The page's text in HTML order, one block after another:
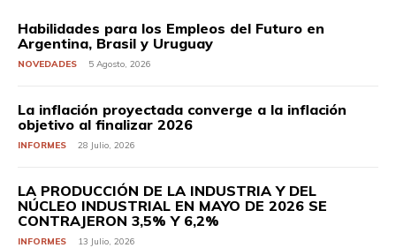
Habilidades para los Empleos del Futuro en
Argentina, Brasil y Uruguay
NOVEDADES 5 Agosto, 2026
La inflación proyectada converge a la inflación
objetivo al finalizar 2026
INFORMES 28 Julio, 2026
LA PRODUCCIÓN DE LA INDUSTRIA Y DEL
NÚCLEO INDUSTRIAL EN MAYO DE 2026 SE
CONTRAJERON 3,5% Y 6,2%
INFORMES 13 Julio, 2026